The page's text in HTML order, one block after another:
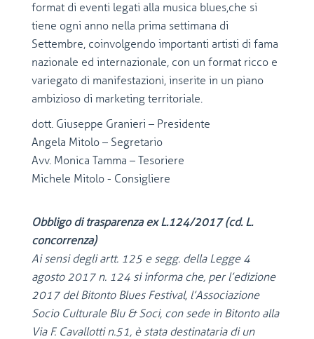
format di eventi legati alla musica blues,che si
tiene ogni anno nella prima settimana di
Settembre, coinvolgendo importanti artisti di fama
nazionale ed internazionale, con un format ricco e
variegato di manifestazioni, inserite in un piano
ambizioso di marketing territoriale.
dott. Giuseppe Granieri – Presidente
Angela Mitolo – Segretario
Avv. Monica Tamma – Tesoriere
Michele Mitolo - Consigliere
Obbligo di trasparenza ex L.124/2017 (cd. L.
concorrenza)
Ai sensi degli artt. 125 e segg. della Legge 4
agosto 2017 n. 124 si informa che, per l’edizione
2017 del Bitonto Blues Festival, l’Associazione
Socio Culturale Blu & Soci, con sede in Bitonto alla
Via F. Cavallotti n.51, è stata destinataria di un